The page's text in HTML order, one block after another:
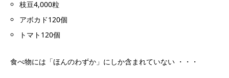
枝豆4,000粒
アボカド120個
トマト120個
食べ物には「ほんのわずか」にしか含まれていない ・・・